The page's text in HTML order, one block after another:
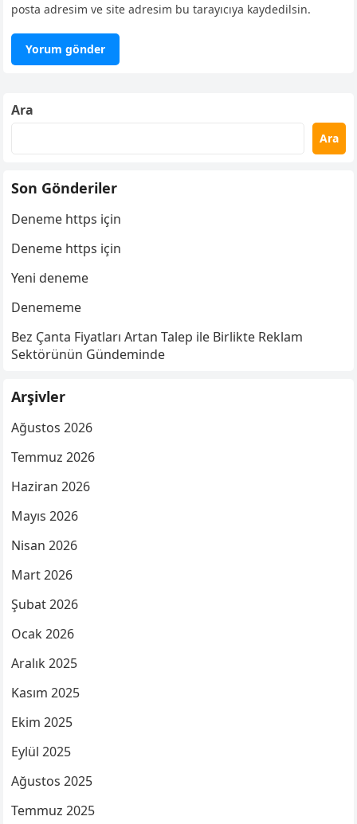
posta adresim ve site adresim bu tarayıcıya kaydedilsin.
Ara
Ara
Son Gönderiler
Deneme https için
Deneme https için
Yeni deneme
Denememe
Bez Çanta Fiyatları Artan Talep ile Birlikte Reklam
Sektörünün Gündeminde
Arşivler
Ağustos 2026
Temmuz 2026
Haziran 2026
Mayıs 2026
Nisan 2026
Mart 2026
Şubat 2026
Ocak 2026
Aralık 2025
Kasım 2025
Ekim 2025
Eylül 2025
Ağustos 2025
Temmuz 2025